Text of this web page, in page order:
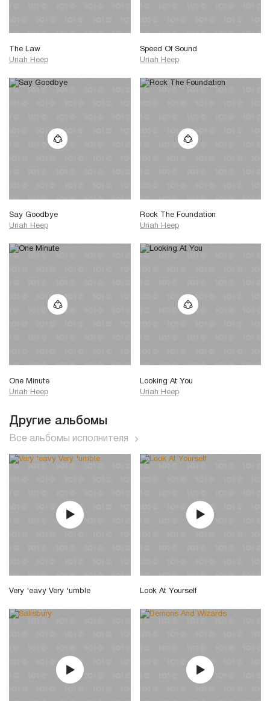
The Law
Uriah Heep
Speed Of Sound
Uriah Heep
Say Goodbye
Uriah Heep
Rock The Foundation
Uriah Heep
One Minute
Uriah Heep
Looking At You
Uriah Heep
Другие альбомы
Все альбомы исполнителя
Very 'eavy Very 'umble Look At Yourself